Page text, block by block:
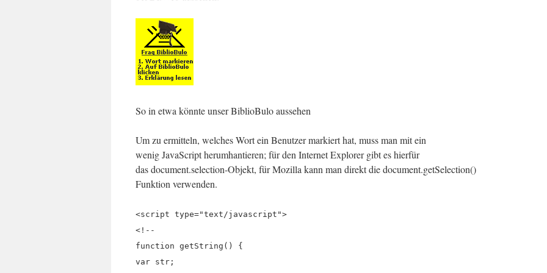
So in etwa könnte unser BiblioBulo aussehen
Um zu ermitteln, welches Wort ein Benutzer markiert hat, muss man mit ein
wenig JavaScript herumhantieren; für den Internet Explorer gibt es hierfür
das document.selection-Objekt, für Mozilla kann man direkt die document.getSelection()
Funktion verwenden.
<script type="text/javascript">
<!--
function getString() {
var str;